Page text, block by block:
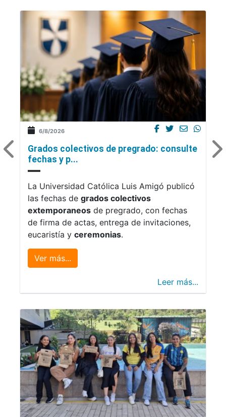
6/8/2026
Grados colectivos de pregrado: consulte
fechas y p...
La Universidad Católica Luis Amigó publicó
las fechas de grados colectivos
extemporaneos de pregrado, con fechas
de firma de actas, entrega de invitaciones,
eucaristía y ceremonias.
Ver más...
Leer más...